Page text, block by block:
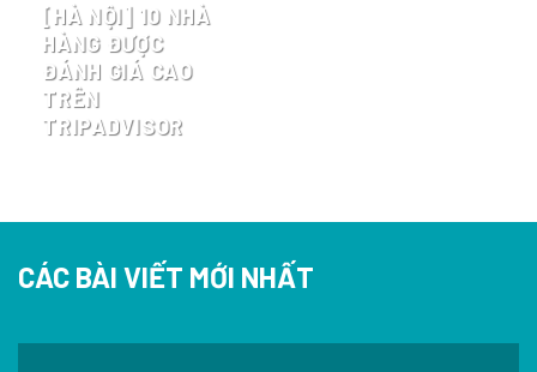
[HÀ NỘI] 10 NHÀ
HÀNG ĐƯỢC
ĐÁNH GIÁ CAO
TRÊN
TRIPADVISOR
CÁC BÀI VIẾT MỚI NHẤT